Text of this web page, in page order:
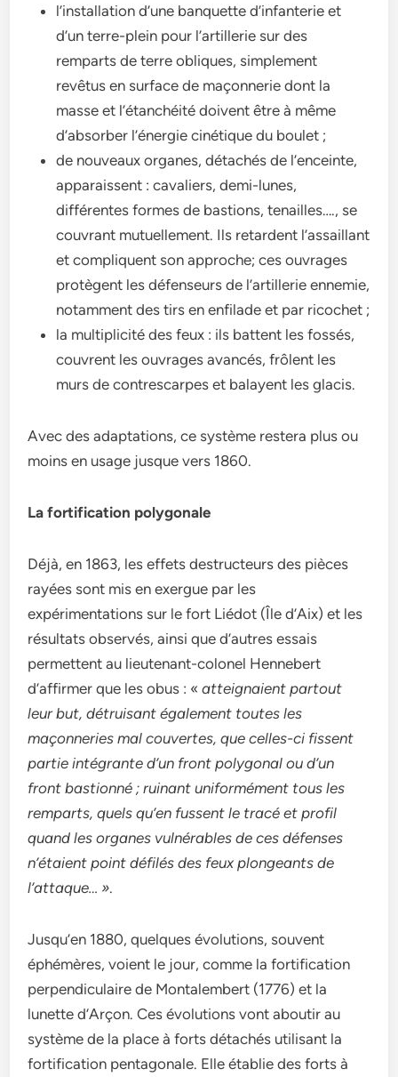
l’installation d’une banquette d’infanterie et
d’un terre-plein pour l’artillerie sur des
remparts de terre obliques, simplement
revêtus en surface de maçonnerie dont la
masse et l’étanchéité doivent être à même
d’absorber l’énergie cinétique du boulet ;
de nouveaux organes, détachés de l’enceinte,
apparaissent : cavaliers, demi-lunes,
différentes formes de bastions, tenailles…., se
couvrant mutuellement. Ils retardent l’assaillant
et compliquent son approche; ces ouvrages
protègent les défenseurs de l’artillerie ennemie,
notamment des tirs en enfilade et par ricochet ;
la multiplicité des feux : ils battent les fossés,
couvrent les ouvrages avancés, frôlent les
murs de contrescarpes et balayent les glacis.
Avec des adaptations, ce système restera plus ou
moins en usage jusque vers 1860.
La fortification polygonale
Déjà, en 1863, les effets destructeurs des pièces
rayées sont mis en exergue par les
expérimentations sur le fort Liédot (Île d’Aix) et les
résultats observés, ainsi que d’autres essais
permettent au lieutenant-colonel Hennebert
d’affirmer que les obus : «atteignaient partout
leur but, détruisant également toutes les
maçonneries mal couvertes, que celles-ci fissent
partie intégrante d’un front polygonal ou d’un
front bastionné ; ruinant uniformément tous les
remparts, quels qu’en fussent le tracé et profil
quand les organes vulnérables de ces défenses
n’étaient point défilés des feux plongeants de
l’attaque… ».
Jusqu’en 1880, quelques évolutions, souvent
éphémères, voient le jour, comme la fortification
perpendiculaire de Montalembert (1776) et la
lunette d’Arçon. Ces évolutions vont aboutir au
système de la place à forts détachés utilisant la
fortification pentagonale. Elle établie des forts à